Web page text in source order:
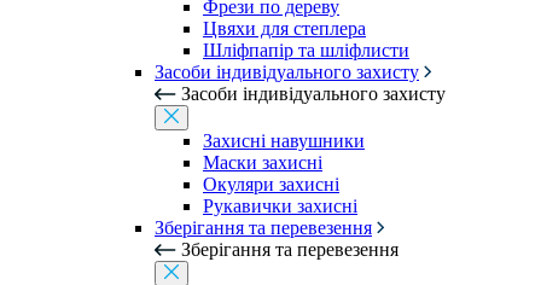
Фрези по дереву
Цвяхи для степлера
Шліфпапір та шліфлисти
Засоби індивідуального захисту
Засоби індивідуального захисту
Захисні навушники
Маски захисні
Окуляри захисні
Рукавички захисні
Зберігання та перевезення
Зберігання та перевезення